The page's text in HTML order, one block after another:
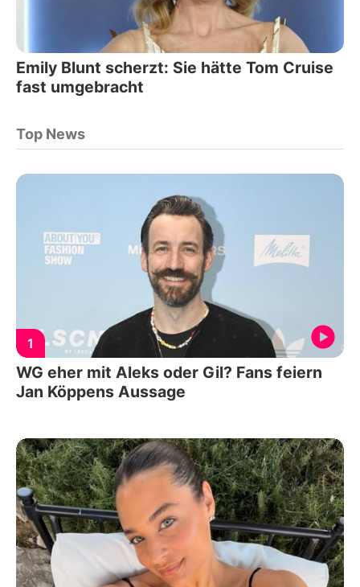
Emily Blunt scherzt: Sie hätte Tom Cruise
fast umgebracht
Top News
1
WG eher mit Aleks oder Gil? Fans feiern
Jan Köppens Aussage